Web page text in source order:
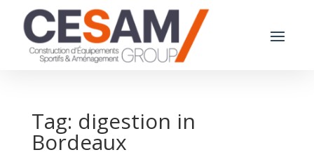
Tag: digestion in
Bordeaux